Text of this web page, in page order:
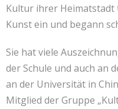
Kultur ihrer Heimatstadt
Kunst ein und begann
Sie hat viele
der Schule und auch an
an der Universität in
Mitglied der Gruppe